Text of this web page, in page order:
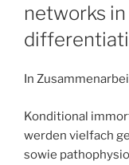
networks
In
Konditional
werden vielfach
sowie